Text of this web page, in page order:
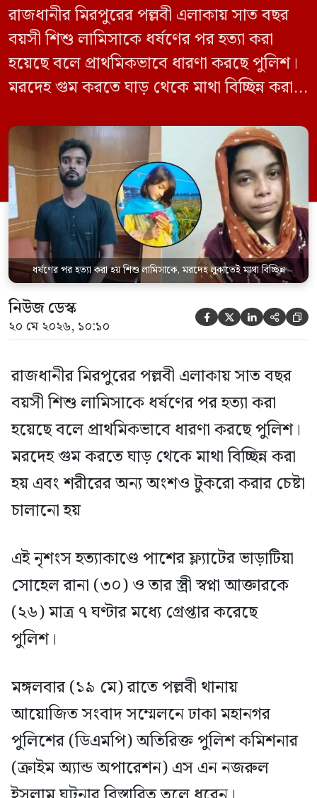
রাজধানীর মিরপুরের পল্লবী এলাকায় সাত বছর
বয়সী শিশু লামিসাকে ধর্ষণের পর হত্যা করা
হয়েছে বলে প্রাথমিকভাবে ধারণা করছে পুলিশ।
মরদেহ গুম করতে ঘাড় থেকে মাথা বিচ্ছিন্ন করা
চালানো হয় এই নৃশংস হত্যাকাণ্ডে পাশের ফ্ল্যাটের
ভাড়াটিয়া সোহেল রানা (৩০) ও তার স্ত্রী স্বপ্না
আক্তারকে (২৬) মাত্র ৭ ঘণ্টার […]
ধর্ষণের পর হত্যা করা হয় শিশু লামিসাকে, মরদেহ লুকাতেই মাথা বিচ্ছিন্ন
নিউজ ডেস্ক
২০ মে ২০২৬, ১০:১০     
রাজধানীর মিরপুরের পল্লবী এলাকায় সাত বছর
বয়সী শিশু লামিসাকে ধর্ষণের পর হত্যা করা
হয়েছে বলে প্রাথমিকভাবে ধারণা করছে পুলিশ।
মরদেহ গুম করতে ঘাড় থেকে মাথা বিচ্ছিন্ন করা
হয় এবং শরীরের অন্য অংশও টুকরো করার চেষ্টা
চালানো হয়
এই নৃশংস হত্যাকাণ্ডে পাশের ফ্ল্যাটের ভাড়াটিয়া
সোহেল রানা (৩০) ও তার স্ত্রী স্বপ্না আক্তারকে
(২৬) মাত্র ৭ ঘণ্টার মধ্যে গ্রেপ্তার করেছে
পুলিশ।
মঙ্গলবার (১৯ মে) রাতে পল্লবী থানায়
আয়োজিত সংবাদ সম্মেলনে ঢাকা মহানগর
পুলিশের (ডিএমপি) অতিরিক্ত পুলিশ কমিশনার
(ক্রাইম অ্যান্ড অপারেশন) এস এন নজরুল